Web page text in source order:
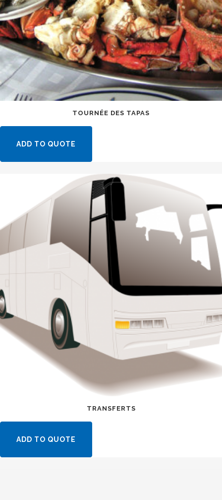
TOURNÉE DES TAPAS
ADD TO QUOTE
TRANSFERTS
ADD TO QUOTE